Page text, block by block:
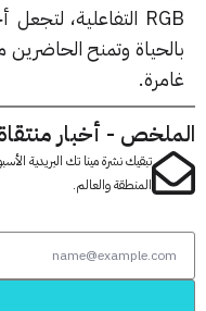
وتمنح الحاضرين من
- أخبار منتقاة
تبقيك نشرة مينا تك البريدية الأسبوعية
المنطقة والعالم.